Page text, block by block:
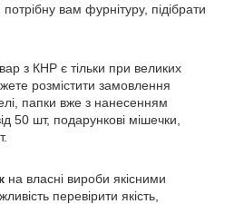
вам фурнітуру, підібрати
з КНР є тільки при великих
розмістити замовлення
папки вже з нанесенням
50 шт, подарункові мішечки,
на власні вироби якісними
перевірити якість,